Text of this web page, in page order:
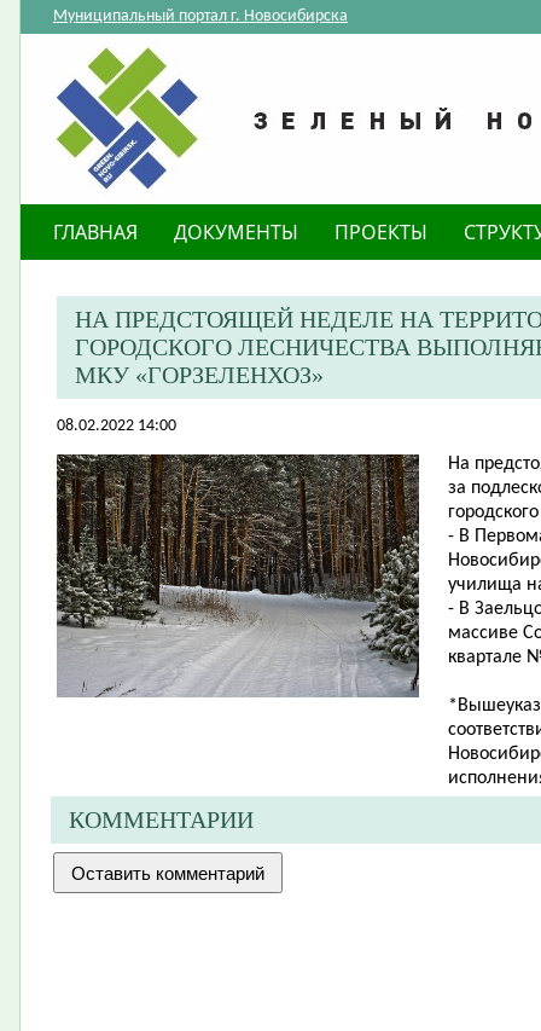
Муниципальный портал г. Новосибирска
ГЛАВНАЯ ДОКУМЕНТЫ ПРОЕКТЫ
НА ПРЕДСТОЯЩЕЙ НЕДЕЛЕ НА
ГОРОДСКОГО ЛЕСНИЧЕСТВА
МКУ «ГОРЗЕЛЕНХОЗ»
08.02.2022 14:00
На
за
- В
училища
- В
массиве
квартале
КОММЕНТАРИИ